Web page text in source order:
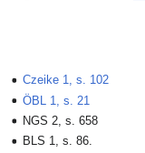
Czeike 1, s. 102
ÖBL 1, s. 21
NGS 2, s. 658
BLS 1, s. 86.